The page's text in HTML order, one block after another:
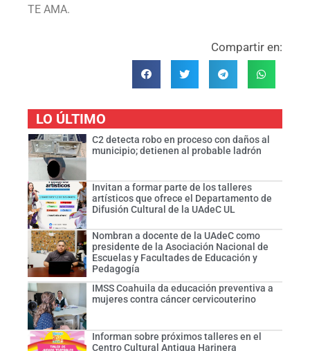
TE AMA.
Compartir en:
LO ÚLTIMO
C2 detecta robo en proceso con daños al
municipio; detienen al probable ladrón
Invitan a formar parte de los talleres
artísticos que ofrece el Departamento de
Difusión Cultural de la UAdeC UL
Nombran a docente de la UAdeC como
presidente de la Asociación Nacional de
Escuelas y Facultades de Educación y
Pedagogía
IMSS Coahuila da educación preventiva a
mujeres contra cáncer cervicouterino
Informan sobre próximos talleres en el
Centro Cultural Antigua Harinera